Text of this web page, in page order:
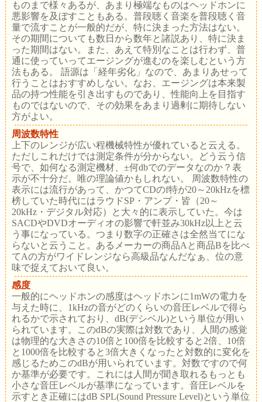
ものまで様々あるが、あまり極端なものはヘッドホンに
悪影響を及ぼすこともある。普段聴く音楽を普段聴く音
量で流すことが一般的だが、特に決まった方法はない。
その期間についても数日から数年と諸説あり、特に決ま
った期間はない。また、あえて特別なことは行わず、普
通に使っていってエージングが進むのを楽しむという方
法もある。 語源は「経年劣化」なので、あまりあせって
行うことはおすすめしない。なお、エージングは本来製
品の持つ性能を引き出すものであり、性能向上を目指す
ものではないので、その効果をあまり過剰に期待しない
方がよい。
周波数特性
上下のレンジが広い程機械特性が優れていると云える。
ただしこれだけでは測定条件が分からない。どう云う信
号で、如何なる測定機材、±何dbでのデータなのか？表
示が不十分だ。唯の理論値かもしれない。 周波数特性の
表示には流行があって、かつてCDのf特が20～20kHzを標
榜していた時代にはラウドSP・アンプ・皆（20～
20kHz・デジタル対応）と大々的に表示していた。今は
SACDやDVDオーディオの影響で軒並み30kHz以上と云
う事になっている。つまり数字の正確さは全然当てにな
らないと云うこと。あるメーカーの商品Aと商品Bを比べ
てAの方がワイドレンジなら高級品なんだなぁ、位の意
味で捉えておいて良い。
感度
一般的にヘッドホンの感度はヘッドホンに1mWの電力を
与えた時に、1kHzの音がどのくらいの音圧レベルで得ら
れるかで示されており、dB(デシベル)という単位が用い
られています。このdBの実際は対数であり、人間の感覚
は物理的な大きさの10倍と100倍を比較すると2倍、10倍
と1000倍を比較すると3倍大きくなったと対数的に変化を
感じるためこのdBが用いられています。対数ですので何
か基準が必要です。これには人間が聞き取れるもっとも
小さな音圧レベルが基準になっています。音圧レベルを
示すとき正確にはdB SPL(Sound Pressure Level)という単位